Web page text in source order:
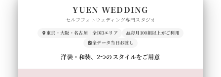
YUEN WEDDING
セルフフォトウェディング専門スタジオ
東京・大阪・名古屋｜全国3エリア
毎月100組以上がご利用
全データ当日お渡し
洋装・和装、2つのスタイルをご用意